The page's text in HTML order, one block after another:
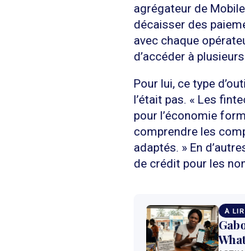
agrégateur de
décaisser des
avec chaque
d’accéder à
Pour lui, ce type
l’était pas. « Les
pour l’économie
comprendre les
adaptés. » En
de crédit pour les
À